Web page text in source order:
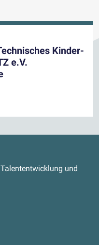
Kinder-
e.V.
und